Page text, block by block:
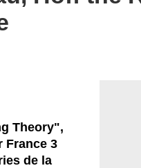
Theory",
France 3
de la